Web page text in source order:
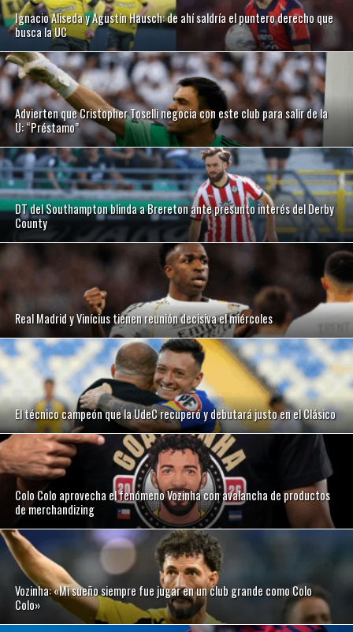
Ignacio Aliseda y Agustín Hausch: de ahí saldría el puntero derecho que
busca la UC
Advierten que Cristopher Toselli negocia con este club para salir de la
U: “Préstamo”
DT del Southampton blinda a Brereton ante presunto interés del Derby
County
Real Madrid y Vinícius tienen reunión decisiva el miércoles
El técnico campeón que la UdeC recuperó y debutará justo en el Clásico
Colo Colo aprovecha el fenómeno Vozinha con avalancha de productos
de merchandizing
Vozinha: «Mi sueño siempre fue jugar en un club grande como Colo
Colo»